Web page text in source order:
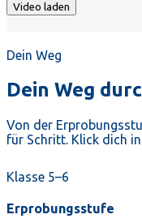
Video laden
Dein Weg
Dein Weg
Von der
für Schritt. Klick dich
Klasse 5–6
Erprobungsstufe